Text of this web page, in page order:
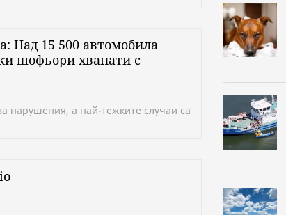
Над 15 500 автомобила
шофьори хванати с
нарушения, а най-тежките случаи са